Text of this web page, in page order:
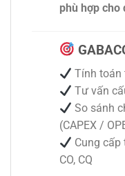
phù hợp cho
Tính toán
Tư vấn
So sánh
(CAPEX /
Cung
CO, CQ